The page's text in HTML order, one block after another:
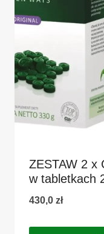
ZESTAW 2 x
w tabletkach
430,0 zł